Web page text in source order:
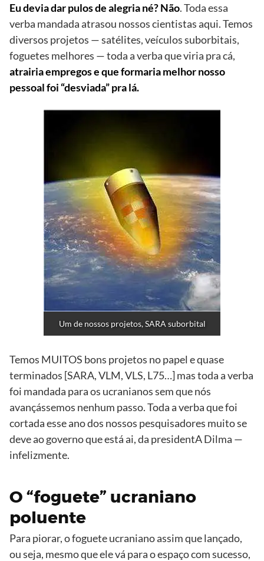
Eu devia dar pulos de alegria né? Não. Toda essa
verba mandada atrasou nossos cientistas aqui. Temos
diversos projetos — satélites, veículos suborbitais,
foguetes melhores — toda a verba que viria pra cá,
atrairia empregos e que formaria melhor nosso
pessoal foi “desviada” pra lá.
Um de nossos projetos, SARA suborbital
Temos MUITOS bons projetos no papel e quase
terminados [SARA, VLM, VLS, L75…] mas toda a verba
foi mandada para os ucranianos sem que nós
avançássemos nenhum passo. Toda a verba que foi
cortada esse ano dos nossos pesquisadores muito se
deve ao governo que está ai, da presidentA Dilma —
infelizmente.
O “foguete” ucraniano
poluente
Para piorar, o foguete ucraniano assim que lançado,
ou seja, mesmo que ele vá para o espaço com sucesso,